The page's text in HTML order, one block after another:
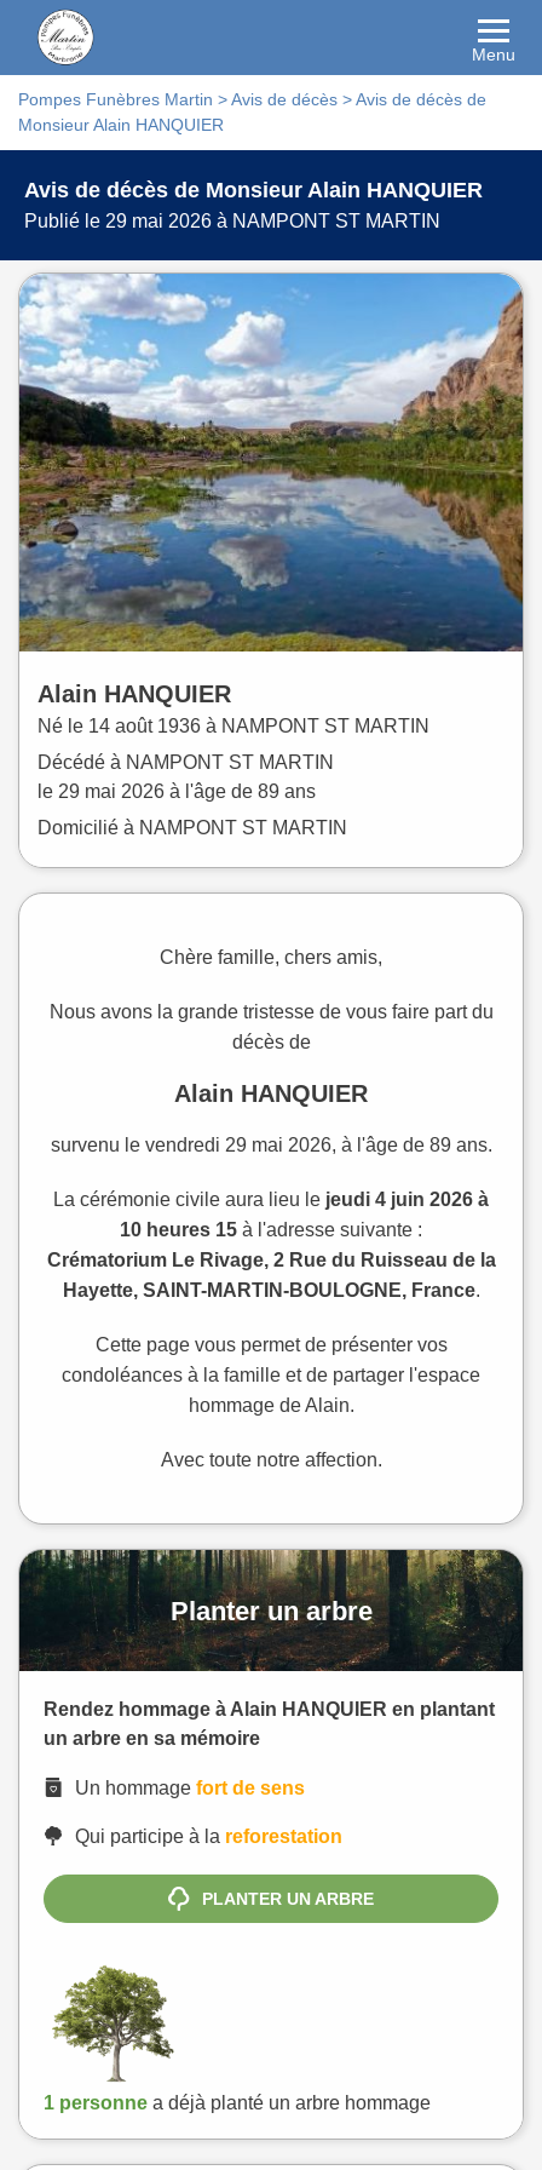
Menu
Pompes Funèbres Martin >Avis de décès >Avis de décès de
Monsieur Alain HANQUIER
Avis de décès de Monsieur Alain HANQUIER
Publié le 29 mai 2026 à NAMPONT ST MARTIN
Alain HANQUIER
Né le 14 août 1936 à NAMPONT ST MARTIN
Décédé à NAMPONT ST MARTIN
le 29 mai 2026 à l'âge de 89 ans
Domicilié à NAMPONT ST MARTIN
Chère famille, chers amis,
Nous avons la grande tristesse de vous faire part du
décès de
Alain HANQUIER
survenu le vendredi 29 mai 2026, à l'âge de 89 ans.
La cérémonie civile aura lieu le jeudi 4 juin 2026 à
10 heures 15 à l'adresse suivante :
Crématorium Le Rivage, 2 Rue du Ruisseau de la
Hayette, SAINT-MARTIN-BOULOGNE, France.
Cette page vous permet de présenter vos
condoléances à la famille et de partager l'espace
hommage de Alain.
Avec toute notre affection.
Planter un arbre
Rendez hommage à Alain HANQUIER en plantant
un arbre en sa mémoire
Un hommage fort de sens
Qui participe à la reforestation
PLANTER UN ARBRE
1 personne a déjà planté un arbre hommage